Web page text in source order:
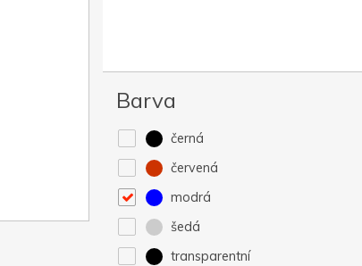
Barva
černá
červená
modrá
šedá
transparentní